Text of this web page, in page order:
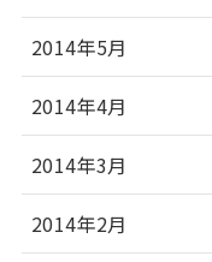
2014年5月
2014年4月
2014年3月
2014年2月